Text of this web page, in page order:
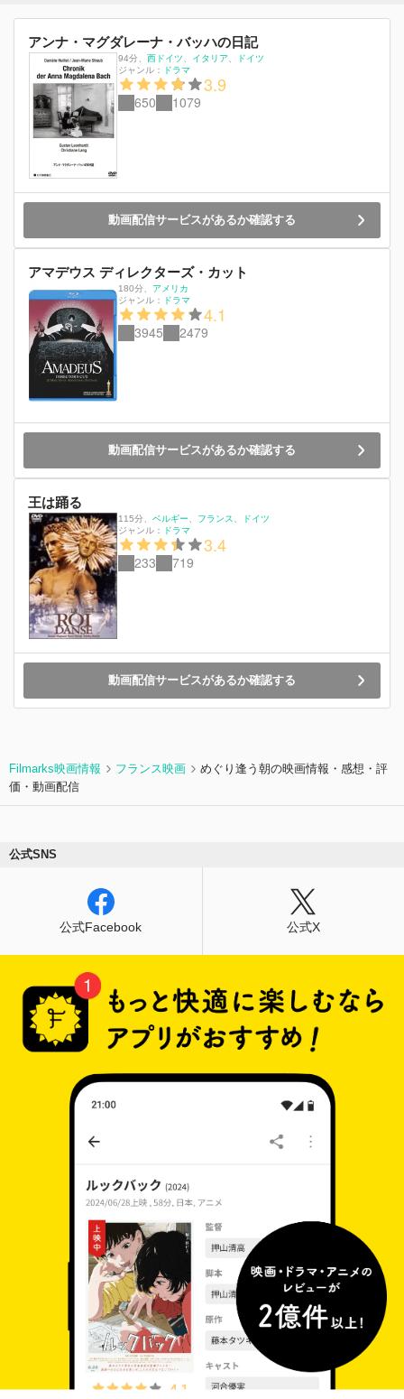
アンナ・マグダレーナ・バッハの日記
94分 西ドイツ イタリア
ドイツ
ジャンル：
ドラマ
3.9
650 1079
動画配信サービスがあるか確認する
アマデウス ディレクターズ・カット
180分
アメリカ
ジャンル：
ドラマ
4.1
3945 2479
動画配信サービスがあるか確認する
王は踊る
115分 ベルギー フランス
ドイツ
ジャンル：
ドラマ
3.4
233 719
動画配信サービスがあるか確認する
Filmarks映画情報 フランス映画
めぐり逢う朝の映画情報・感想・評
価・動画配信
公式SNS
公式Facebook 公式X